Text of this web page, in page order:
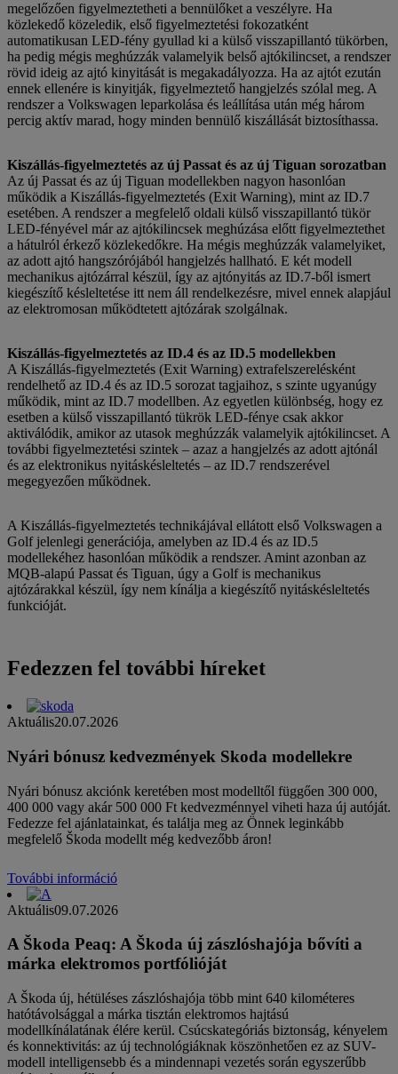
megelőzően figyelmeztetheti a bennülőket a veszélyre. Ha
közlekedő közeledik, első figyelmeztetési fokozatként
automatikusan LED-fény gyullad ki a külső visszapillantó tükörben,
ha pedig mégis meghúzzák valamelyik belső ajtókilincset, a rendszer
rövid ideig az ajtó kinyitását is megakadályozza. Ha az ajtót ezután
ennek ellenére is kinyitják, figyelmeztető hangjelzés szólal meg. A
rendszer a Volkswagen leparkolása és leállítása után még három
percig aktív marad, hogy minden bennülő kiszállását biztosíthassa.
Kiszállás-figyelmeztetés az új Passat és az új Tiguan sorozatban
Az új Passat és az új Tiguan modellekben nagyon hasonlóan
működik a Kiszállás-figyelmeztetés (Exit Warning), mint az ID.7
esetében. A rendszer a megfelelő oldali külső visszapillantó tükör
LED-fényével már az ajtókilincsek meghúzása előtt figyelmeztethet
a hátulról érkező közlekedőkre. Ha mégis meghúzzák valamelyiket,
az adott ajtó hangszórójából hangjelzés hallható. E két modell
mechanikus ajtózárral készül, így az ajtónyitás az ID.7-ből ismert
kiegészítő késleltetése itt nem áll rendelkezésre, mivel ennek alapjául
az elektromosan működtetett ajtózárak szolgálnak.
Kiszállás-figyelmeztetés az ID.4 és az ID.5 modellekben
A Kiszállás-figyelmeztetés (Exit Warning) extrafelszerelésként
rendelhető az ID.4 és az ID.5 sorozat tagjaihoz, s szinte ugyanúgy
működik, mint az ID.7 modellben. Az egyetlen különbség, hogy ez
esetben a külső visszapillantó tükrök LED-fénye csak akkor
aktiválódik, amikor az utasok meghúzzák valamelyik ajtókilincset. A
további figyelmeztetési szintek – azaz a hangjelzés az adott ajtónál
és az elektronikus nyitáskésleltetés – az ID.7 rendszerével
megegyezően működnek.
A Kiszállás-figyelmeztetés technikájával ellátott első Volkswagen a
Golf jelenlegi generációja, amelyben az ID.4 és az ID.5
modellekéhez hasonlóan működik a rendszer. Amint azonban az
MQB-alapú Passat és Tiguan, úgy a Golf is mechanikus
ajtózárakkal készül, így nem kínálja a kiegészítő nyitáskésleltetés
funkcióját.
Fedezzen fel további híreket
Aktuális20.07.2026
Nyári bónusz kedvezmények Skoda modellekre
Nyári bónusz akciónk keretében most modelltől függően 300 000,
400 000 vagy akár 500 000 Ft kedvezménnyel viheti haza új autóját.
Fedezze fel ajánlatainkat, és találja meg az Önnek leginkább
megfelelő Škoda modellt még kedvezőbb áron!
További információ
Aktuális09.07.2026
A Škoda Peaq: A Škoda új zászlóshajója bővíti a
márka elektromos portfólióját
A Škoda új, hétüléses zászlóshajója több mint 640 kilométeres
hatótávolsággal a márka tisztán elektromos hajtású
modellkínálatának élére kerül. Csúcskategóriás biztonság, kényelem
és konnektivitás: az új technológiáknak köszönhetően ez az SUV-
modell intelligensebb és a mindennapi vezetés során egyszerűbb